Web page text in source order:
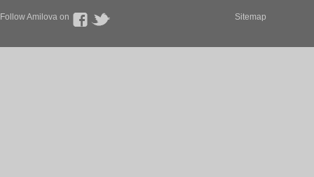
Follow Amilova on Sitemap